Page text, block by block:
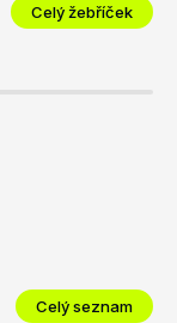
Celý žebříček
Celý seznam